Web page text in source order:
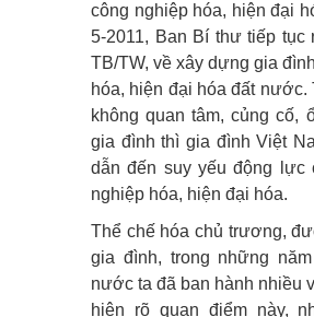
công nghiệp hóa, hiện đại
5-2011, Ban Bí thư tiếp tục
TB/TW, về xây dựng gia
hóa, hiện đại hóa đất nước.
không quan tâm, củng cố,
gia đình thì gia đình Việt
dẫn đến suy yếu động lực
nghiệp hóa, hiện đại hóa.
Thể chế hóa chủ trương,
gia đình, trong những
nước ta đã ban hành nhiều
hiện rõ quan điểm này,